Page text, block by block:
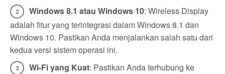
Windows 8.1 atau Windows 10: Wireless Display
adalah fitur yang terintegrasi dalam Windows 8.1 dan
Windows 10. Pastikan Anda menjalankan salah satu dari
kedua versi sistem operasi ini.
Wi-Fi yang Kuat: Pastikan Anda terhubung ke